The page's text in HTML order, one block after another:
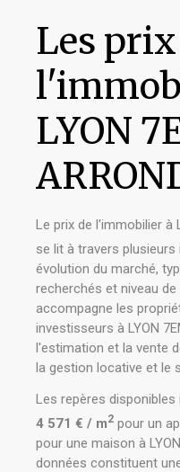
Les
LYON
Le prix de l'immobilier à
se lit à travers
évolution du marché,
recherchés et niveau de
accompagne les
investisseurs à LYON
l'estimation et la vente
la gestion locative et le
Les repères disponibles
4 571 € / m2 pour un
pour une maison à
données constituent